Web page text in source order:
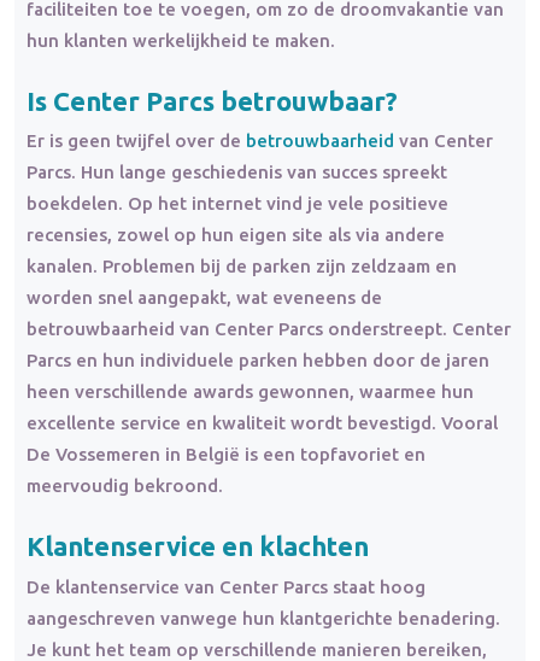
faciliteiten toe te voegen, om zo de droomvakantie van
hun klanten werkelijkheid te maken.
Is Center Parcs betrouwbaar?
Er is geen twijfel over de betrouwbaarheid van Center
Parcs. Hun lange geschiedenis van succes spreekt
boekdelen. Op het internet vind je vele positieve
recensies, zowel op hun eigen site als via andere
kanalen. Problemen bij de parken zijn zeldzaam en
worden snel aangepakt, wat eveneens de
betrouwbaarheid van Center Parcs onderstreept. Center
Parcs en hun individuele parken hebben door de jaren
heen verschillende awards gewonnen, waarmee hun
excellente service en kwaliteit wordt bevestigd. Vooral
De Vossemeren in België is een topfavoriet en
meervoudig bekroond.
Klantenservice en klachten
De klantenservice van Center Parcs staat hoog
aangeschreven vanwege hun klantgerichte benadering.
Je kunt het team op verschillende manieren bereiken,